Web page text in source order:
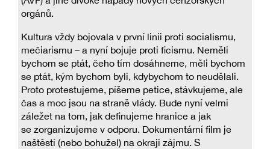
orgánů.
Kultura vždy bojovala v první linii proti socialismu,
mečiarismu – a nyní bojuje proti ficismu. Neměli
bychom se ptát, čeho tím dosáhneme, měli bychom
se ptát, kým bychom byli, kdybychom to neudělali.
Proto protestujeme, píšeme petice, stávkujeme, ale
čas a moc jsou na straně vlády. Bude nyní velmi
záležet na tom, jak definujeme hranice a jak
se zorganizujeme v odporu. Dokumentární film je
naštěstí (nebo bohužel) na okraji zájmu. S